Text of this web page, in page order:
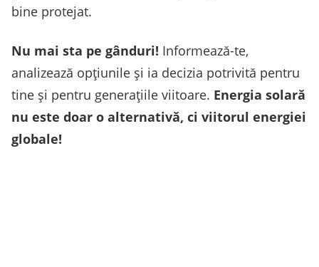
bine protejat.
Nu mai sta pe gânduri! Informează-te,
analizează opțiunile și ia decizia potrivită pentru
tine și pentru generațiile viitoare. Energia solară
nu este doar o alternativă, ci viitorul energiei
globale!